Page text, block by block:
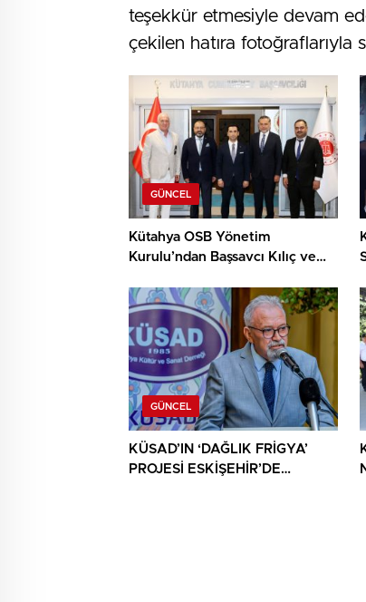
teşekkür etmesiyle devam
çekilen hatıra fotoğraflarıyla
GÜNCEL
Kütahya OSB Yönetim
Kurulu’ndan Başsavcı Kılıç ve
GÜNCEL
KÜSAD’IN ‘DAĞLIK FRİGYA’
PROJESİ ESKİŞEHİR’DE